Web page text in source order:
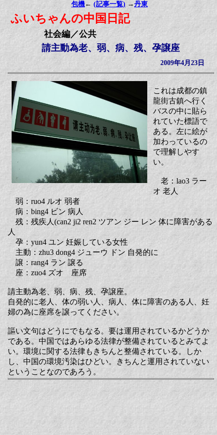
包機 ← (記事一覧) →丹東
ふいちゃんの中国日記
社会編／公共
請主動為老、弱、病、残、孕譲座
2009年4月23日
これは成都の鎮
龍街古鎮へ行く
バスの中に貼ら
れていた標語で
ある。左に絵が
加わっているの
で理解しやす
い。
老：lao3 ラー
オ 老人
弱：ruo4 ルオ 弱者
病：bing4 ビン 病人
残：残疾人(can2 ji2 ren2 ツアン ジー レン 体に障害がある
人
孕：yun4 ユン 妊娠している女性
主動：zhu3 dong4 ジューウ ドン 自発的に
譲：rang4 ラン 譲る
座：zuo4 ズオ 座席
請主動為老、弱、病、残、孕譲座。
自発的に老人、体の弱い人、病人、体に障害のある人、妊
婦の為に座席を譲ってください。
謳い文句はどうにでもなる。要は運用されているかどうか
である。中国ではあらゆる法律が整備されているとみてよ
い。環境に関する法律もきちんと整備されている。しか
し、中国の環境汚染はひどい。きちんと運用されていない
ということなのであろう。